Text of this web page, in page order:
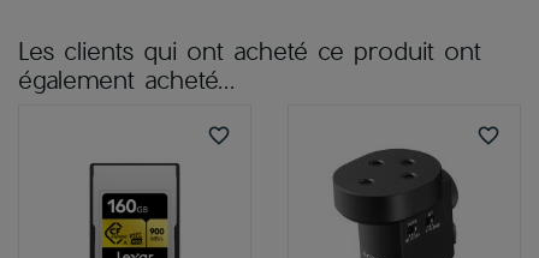
Les clients qui ont acheté ce produit ont
également acheté...
favorite_border favorite_border